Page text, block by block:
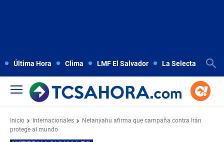
Última Hora Clima LMF El Salvador La Selecta
Inicio Internacionales
Netanyahu afirma que campaña contra Irán
protege al mundo